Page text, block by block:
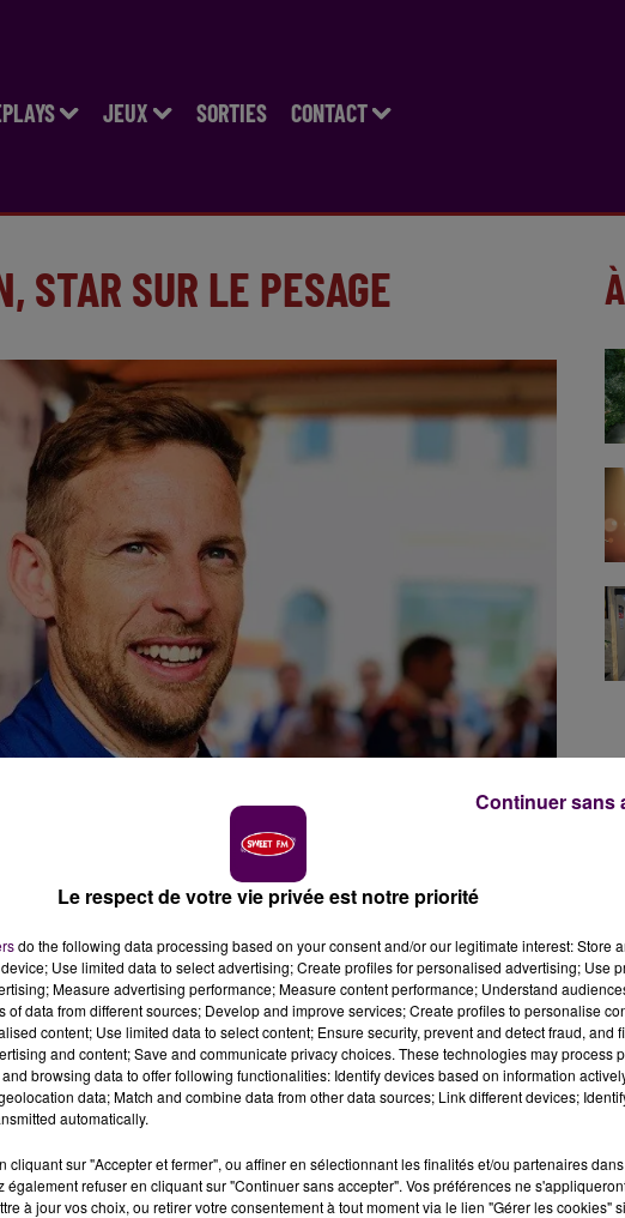
JEUX SORTIES CONTACT
STAR SUR LE PESAGE
Jenson Button en ce dimanche de "pesage" des 24
de pilotes appelés à se présenter lors des
10 juin : Jenson Button, qui s’apprête à disputer ses
17h sur une place de la République bondée. Le
dans la catégorie-reine, LMP1, au volant d’un
Le respect de votre vie privée est notre priorité
do the following data processing based on your consent and/or our legitimate interest: Store
Use limited data to select advertising; Create profiles for personalised advertising; Use
Measure advertising performance; Measure content performance; Understand
of data from different sources; Develop and improve services; Create profiles to personalise
content; Use limited data to select content; Ensure security, prevent and detect fraud, and
and content; Save and communicate privacy choices. These technologies may process
browsing data to offer following functionalities: Identify devices based on information
data; Match and combine data from other data sources; Link different devices;
automatically.
cliquant sur "Accepter et fermer", ou affiner en sélectionnant les finalités et/ou partenaires
également refuser en cliquant sur "Continuer sans accepter". Vos préférences ne
à jour vos choix, ou retirer votre consentement à tout moment via le lien "Gérer les cookies"
Continuer sans